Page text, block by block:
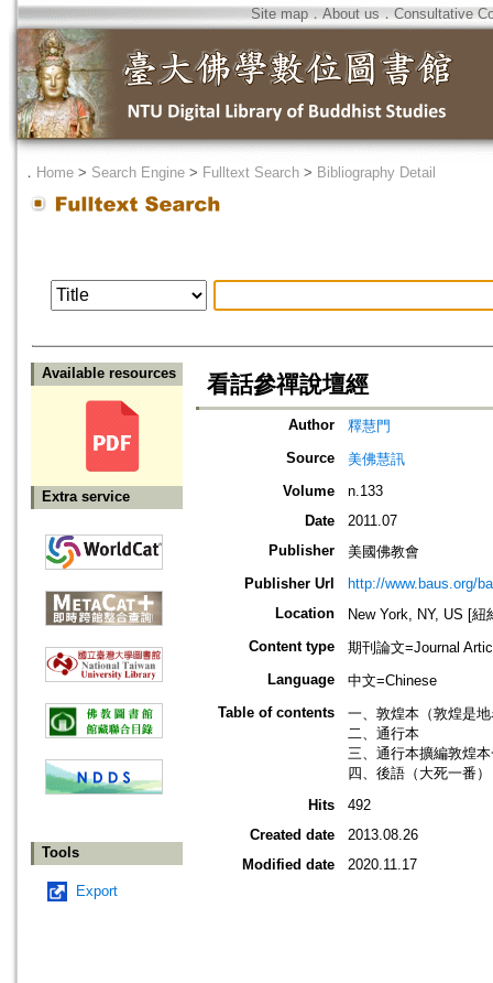
Site map．About us ． Consultative
． Home > Search Engine > Fulltext Search > Bibliography Detail
Available resources
Extra service
Tools
Export
看話參禪說壇經
Author
釋慧門
Source
美佛慧訊
Volume
n.133
Date
2011.07
Publisher
美國佛教會
Publisher Url
http://www.baus.org/
Location
New York, NY, US [
Content type
期刊論文=Journal
Language
中文=Chinese
Table of contents
一、敦煌本（敦煌是
二、通行本
三、通行本擴編敦煌
四、後語（大死一番）
Hits
492
Created date
2013.08.26
Modified date
2020.11.17